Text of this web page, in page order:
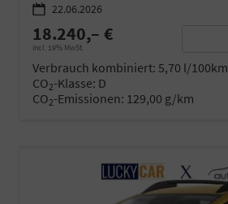
22.06.2026
18.240,– €
incl. 19% MwSt.
Verbrauch kombiniert: 5,70 l/100km
CO2-Klasse: D
CO2-Emissionen: 129,00 g/km